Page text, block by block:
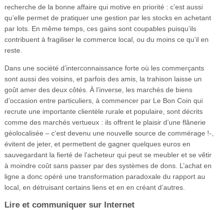
recherche de la bonne affaire qui motive en priorité : c’est aussi
qu’elle permet de pratiquer une gestion par les stocks en achetant
par lots. En même temps, ces gains sont coupables puisqu’ils
contribuent à fragiliser le commerce local, ou du moins ce qu’il en
reste.
Dans une société d’interconnaissance forte où les commerçants
sont aussi des voisins, et parfois des amis, la trahison laisse un
goût amer des deux côtés. À l’inverse, les marchés de biens
d’occasion entre particuliers, à commencer par Le Bon Coin qui
recrute une importante clientèle rurale et populaire, sont décrits
comme des marchés vertueux : ils offrent le plaisir d’une flânerie
géolocalisée – c’est devenu une nouvelle source de commérage !-,
évitent de jeter, et permettent de gagner quelques euros en
sauvegardant la fierté de l’acheteur qui peut se meubler et se vêtir
à moindre coût sans passer par des systèmes de dons. L’achat en
ligne a donc opéré une transformation paradoxale du rapport au
local, en détruisant certains liens et en en créant d’autres.
Lire et communiquer sur Internet